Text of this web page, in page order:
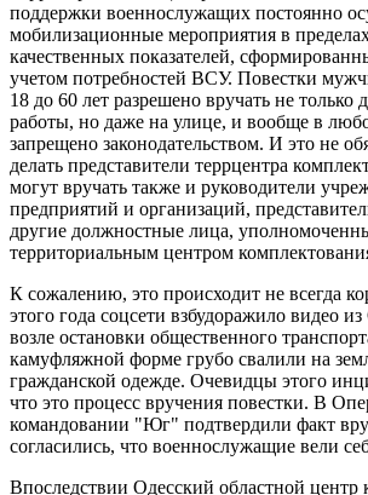
поддержки военнослужащих постоянно
мобилизационные мероприятия в
качественных показателей,
учетом потребностей ВСУ. Повестки
18 до 60 лет разрешено вручать не только
работы, но даже на улице, и вообще в
запрещено законодательством. И это не
делать представители террцентра
могут вручать также и руководители
предприятий и организаций,
другие должностные лица,
территориальным центром
К сожалению, это происходит не всегда
этого года соцсети взбудоражило видео
возле остановки общественного
камуфляжной форме грубо свалили на
гражданской одежде. Очевидцы этого
что это процесс вручения повестки. В
командовании "Юг" подтвердили факт
согласились, что военнослужащие вели
Впоследствии Одесский областной центр